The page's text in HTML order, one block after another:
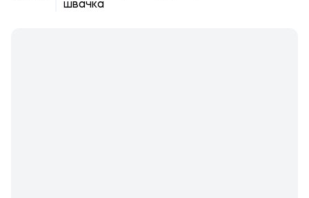
швачка